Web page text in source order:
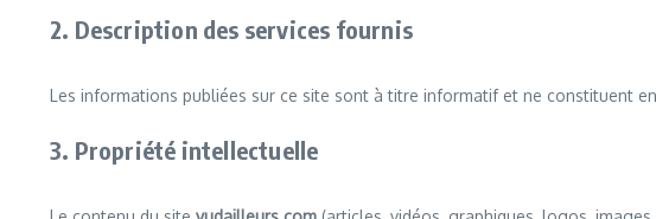
2. Description des services fournis
Les informations publiées sur ce site sont à titre informatif et ne constituent
3. Propriété intellectuelle